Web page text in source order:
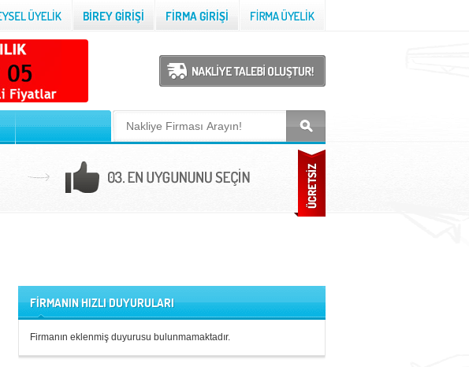
FİRMANIN HIZLI DUYURULARI
Firmanın eklenmiş duyurusu bulunmamaktadır.